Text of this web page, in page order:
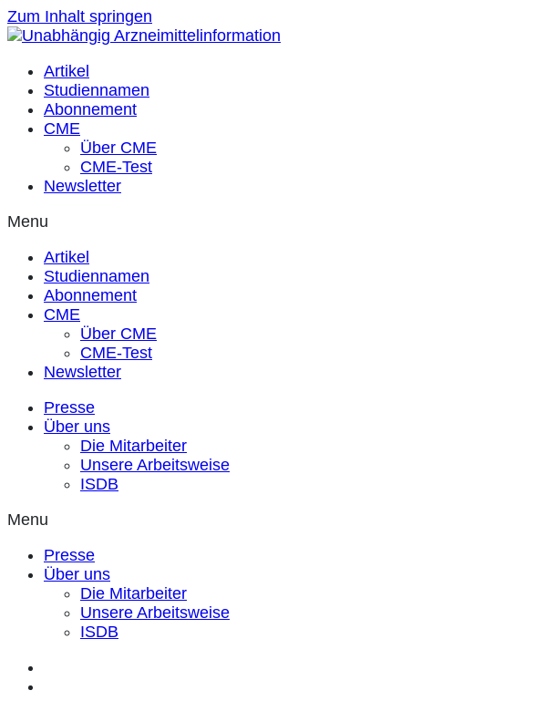
Zum Inhalt springen
Artikel
Studiennamen
Abonnement
CME
Über CME
CME-Test
Newsletter
Menu
Artikel
Studiennamen
Abonnement
CME
Über CME
CME-Test
Newsletter
Presse
Über uns
Die Mitarbeiter
Unsere Arbeitsweise
ISDB
Menu
Presse
Über uns
Die Mitarbeiter
Unsere Arbeitsweise
ISDB